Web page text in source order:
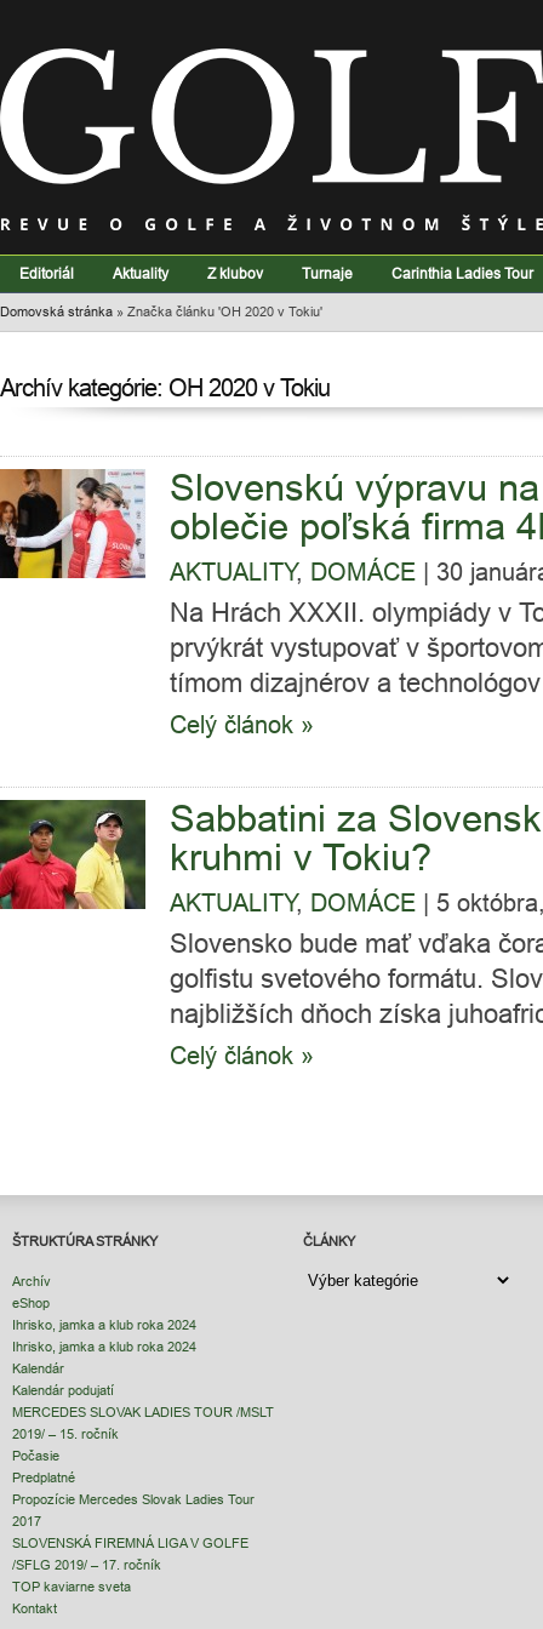
Editoriál Aktuality Z klubov Turnaje Carinthia Ladies Tour
Domovská stránka » Značka článku 'OH 2020 v Tokiu'
Archív kategórie: OH 2020 v Tokiu
Slovenskú výpravu
oblečie poľská firma
AKTUALITY, DOMÁCE | 30
Na Hrách XXXII. olympiády v
prvýkrát vystupovať v
tímom dizajnérov a
Celý článok »
Sabbatini za
kruhmi v Tokiu?
AKTUALITY, DOMÁCE | 5
Slovensko bude mať vďaka
golfistu svetového formátu.
najbližších dňoch získa
Celý článok »
ŠTRUKTÚRA STRÁNKY
Archív
eShop
Ihrisko, jamka a klub roka 2024
Ihrisko, jamka a klub roka 2024
Kalendár
Kalendár podujatí
MERCEDES SLOVAK LADIES TOUR /MSLT
2019/ – 15. ročník
Počasie
Predplatné
Propozície Mercedes Slovak Ladies Tour
2017
SLOVENSKÁ FIREMNÁ LIGA V GOLFE
/SFLG 2019/ – 17. ročník
TOP kaviarne sveta
Kontakt
ČLÁNKY
ČLÁNKY